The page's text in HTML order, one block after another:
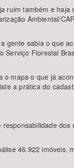
ruim também e haja
Ambiental/
gente sabia o que
Serviço Florestal
mapa o que já
a prática do
dos
46.922 imóveis,